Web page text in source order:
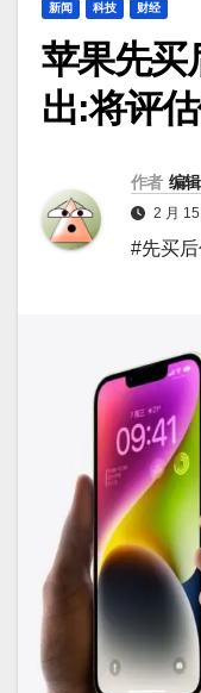
新闻 科技 财经
苹果先买
出:将评
作者 编辑
2 月
#先买